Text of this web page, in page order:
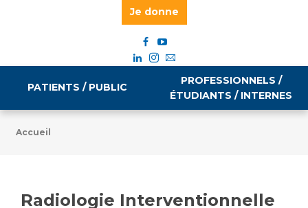
Je donne
PATIENTS / PUBLIC
PROFESSIONNELS /
ÉTUDIANTS / INTERNES
Emploi / formation
Accueil
Radiologie Interventionnelle